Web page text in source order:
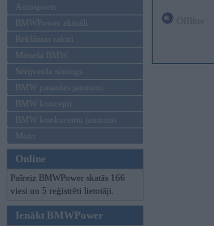
Autosports
BMWPower aktuāli
Reklāmas raksti
Mēneša BMW
Sērijveida tūnings
BMW pasaules jaunumi
BMW koncepti
BMW konkurentu jaunumi
Moto
Online
Pašreiz BMWPower skatās 166
viesi un 5 reģistrēti lietotāji.
Ienākt BMWPower